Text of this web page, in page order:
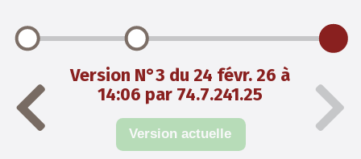
Version N°3 du 24 févr. 26 à
14:06 par 74.7.241.25
Version actuelle